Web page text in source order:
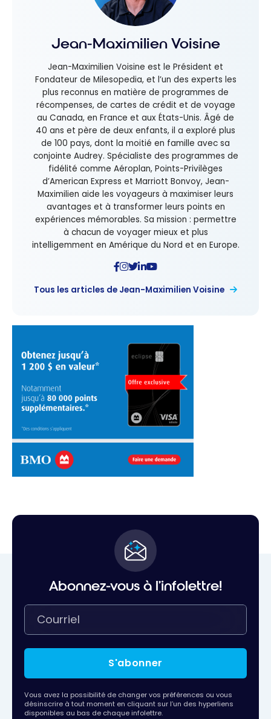
Jean-Maximilien Voisine
Jean-Maximilien Voisine est le Président et
Fondateur de Milesopedia, et l’un des experts les
plus reconnus en matière de programmes de
récompenses, de cartes de crédit et de voyage
au Canada, en France et aux États-Unis. Âgé de
40 ans et père de deux enfants, il a exploré plus
de 100 pays, dont la moitié en famille avec sa
conjointe Audrey. Spécialiste des programmes de
fidélité comme Aéroplan, Points-Privilèges
d’American Express et Marriott Bonvoy, Jean-
Maximilien aide les voyageurs à maximiser leurs
avantages et à transformer leurs points en
expériences mémorables. Sa mission : permettre
à chacun de voyager mieux et plus
intelligemment en Amérique du Nord et en Europe.
Tous les articles de Jean-Maximilien Voisine
Abonnez-vous à l'infolettre!
S'abonner
Vous avez la possibilité de changer vos préférences ou vous
désinscrire à tout moment en cliquant sur l’un des hyperliens
disponibles au bas de chaque infolettre.